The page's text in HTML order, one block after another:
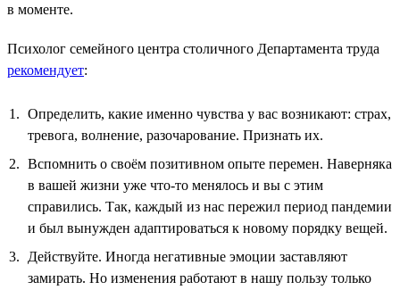
в моменте.
Психолог семейного центра столичного Департамента труда
рекомендует:
Определить, какие именно чувства у вас возникают: страх,
тревога, волнение, разочарование. Признать их.
Вспомнить о своём позитивном опыте перемен. Наверняка
в вашей жизни уже что-то менялось и вы с этим
справились. Так, каждый из нас пережил период пандемии
и был вынужден адаптироваться к новому порядку вещей.
Действуйте. Иногда негативные эмоции заставляют
замирать. Но изменения работают в нашу пользу только